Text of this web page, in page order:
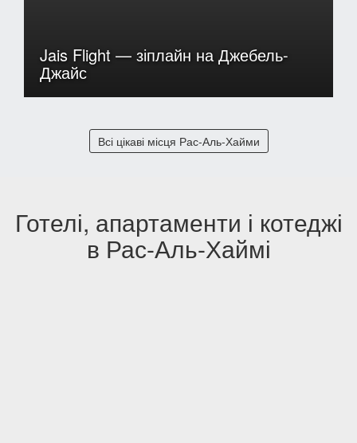
Jais Flight — зіплайн на Джебель-
Джайс
Всі цікаві місця Рас-Аль-Хайми
Готелі, апартаменти і котеджі
в Рас-Аль-Хаймі